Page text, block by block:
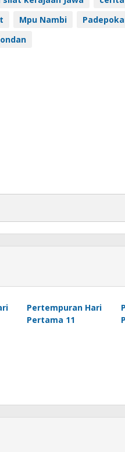
Mpu Nambi
Pertempuran Hari
Pertama 11